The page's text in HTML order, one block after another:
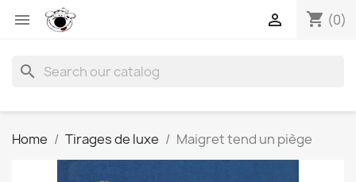
 shopping_cart (0)

search
Home Tirages de luxe Maigret tend un piège